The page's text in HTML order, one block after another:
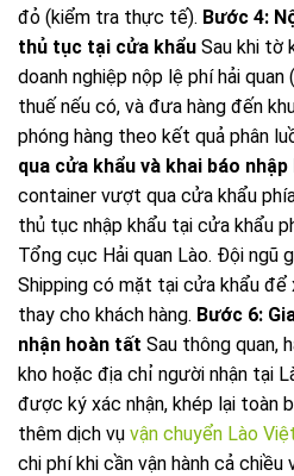
đỏ (kiểm tra thực tế). Bước 4:
thủ tục tại cửa khẩu Sau khi tờ
doanh nghiệp nộp lệ phí hải
thuế nếu có, và đưa hàng đến
phóng hàng theo kết quả phân
qua cửa khẩu và khai báo
container vượt qua cửa khẩu
thủ tục nhập khẩu tại cửa khẩu
Tổng cục Hải quan Lào. Đội ngũ
Shipping có mặt tại cửa khẩu
thay cho khách hàng. Bước 6:
nhận hoàn tất Sau thông quan,
kho hoặc địa chỉ người nhận tại
được ký xác nhận, khép lại toàn
thêm dịch vụ vận chuyển Lào
chi phí khi cần vận hành cả chiều